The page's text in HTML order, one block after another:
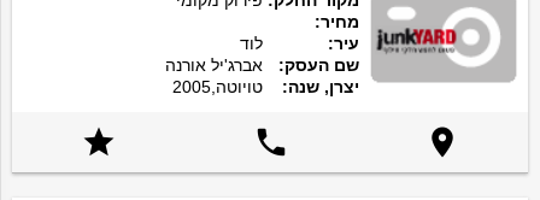
מחיר:
עיר:
לוד
שם העסק:
אברג'יל אורנה
יצרן, שנה:
טויוטה,2005


